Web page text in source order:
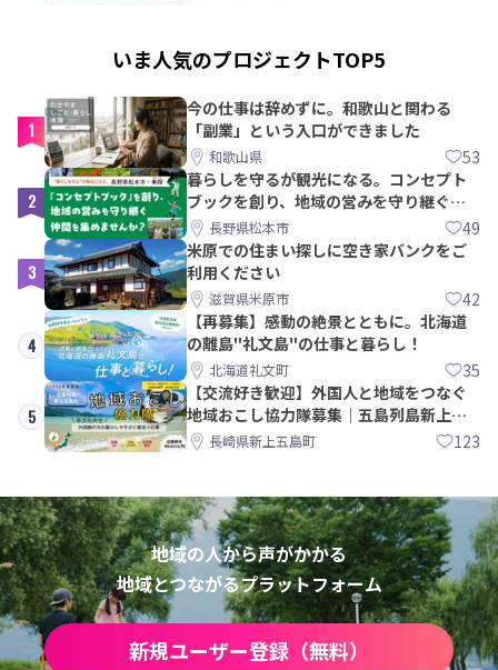
いま人気のプロジェクトTOP5
1
今の仕事は辞めずに。和歌山と関わる
「副業」という入口ができました
和歌山県 53
2
暮らしを守るが観光になる。コンセプト
ブックを創り、地域の営みを守り継ぐ仲
間を集めませんか？
長野県松本市 49
3
米原での住まい探しに空き家バンクをご
利用ください
滋賀県米原市 42
4
【再募集】感動の絶景とともに。北海道
の離島"礼文島"の仕事と暮らし！
北海道礼文町 35
5
【交流好き歓迎】外国人と地域をつなぐ
地域おこし協力隊募集｜五島列島新上五
島町長崎県新上五島町 123
地域の人から声がかかる
地域とつながるプラットフォーム
新規ユーザー登録（無料）